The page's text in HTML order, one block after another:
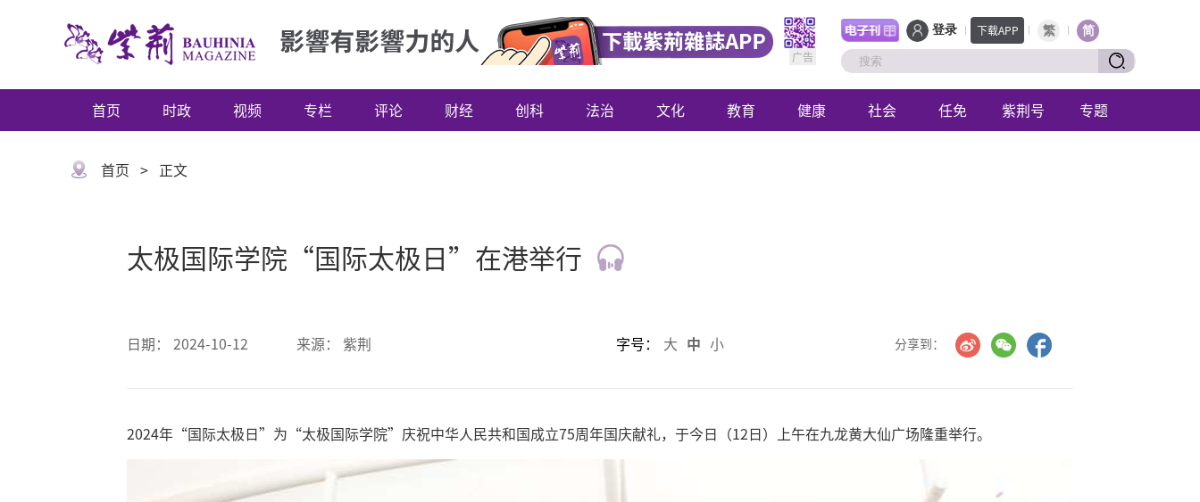
广告
登录 下载APP 繁 简
首页 时政 视频 专栏 评论 财经 创科 法治 文化 教育 健康 社会 任免 紫荆号 专题
首页 > 正文
太极国际学院“国际太极日”在港举行
日期： 2024-10-12 来源： 紫荆 字号： 大 中 小 分享到：
2024年“国际太极日”为“太极国际学院”庆祝中华人民共和国成立75周年国庆献礼，于今日（12日）上午在九龙黄大仙广场隆重举行。